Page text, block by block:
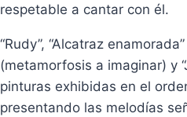
respetable a cantar con él.
“Rudy”, “Alcatraz
(metamorfosis a imaginar) y
pinturas exhibidas en el
presentando las melodías